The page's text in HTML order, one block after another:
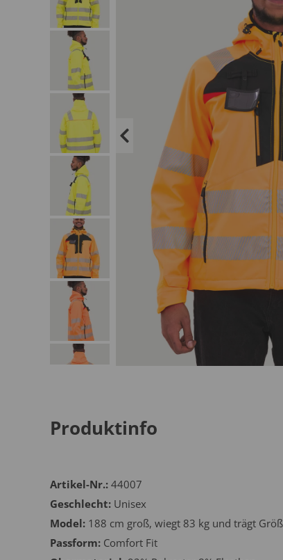
Produktinfo
Artikel-Nr.: 44007
Geschlecht: Unisex
Model: 188 cm groß, wiegt 83 kg und trägt
Passform: Comfort Fit